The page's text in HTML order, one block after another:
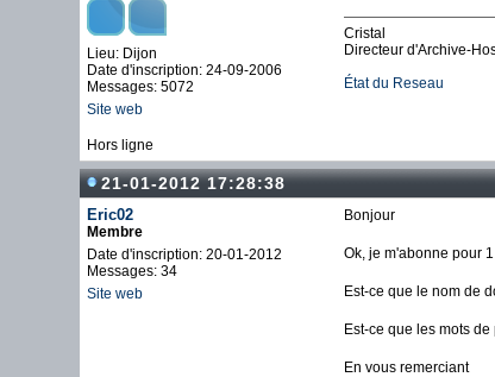
Lieu: Dijon
Date d'inscription: 24-09-2006
Messages: 5072
Site web
Cristal
Directeur d'Archive-
État du Reseau
Hors ligne
21-01-2012 17:28:38
Eric02
Membre
Date d'inscription: 20-01-2012
Messages: 34
Site web
Bonjour
Ok, je m'abonne pour
Est-ce que le nom de
Est-ce que les mots
En vous remerciant